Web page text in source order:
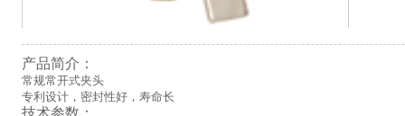
产品简介：
常规常开式夹头
专利设计，密封性好，寿命长
技术参数：